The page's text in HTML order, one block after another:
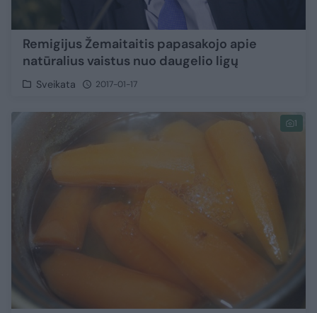
Remigijus Žemaitaitis papasakojo apie
natūralius vaistus nuo daugelio ligų
Sveikata 2017-01-17
1